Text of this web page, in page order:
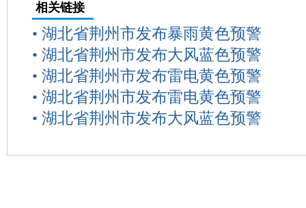
相关链接
• 湖北省荆州市发布暴雨黄色预警
• 湖北省荆州市发布大风蓝色预警
• 湖北省荆州市发布雷电黄色预警
• 湖北省荆州市发布雷电黄色预警
• 湖北省荆州市发布大风蓝色预警